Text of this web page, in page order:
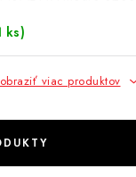
ks)
viac produktov